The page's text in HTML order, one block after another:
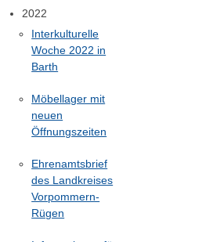
2022
Interkulturelle
Woche 2022 in
Barth
Möbellager mit
neuen
Öffnungszeiten
Ehrenamtsbrief
des Landkreises
Vorpommern-
Rügen